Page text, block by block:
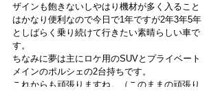
ザインも飽きないしやはり機材が多く入ること
はかなり便利なので今日で1年ですが2年3年5年
としばらく乗り続けて行きたい素晴らしい車で
す。
ちなみに夢は主にロケ用のSUVとプライベート
メインのポルシェの2台持ちです。
これからも頑張りますね。（このままの頑張り